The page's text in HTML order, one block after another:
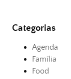
Categorias
Agenda
Família
Food